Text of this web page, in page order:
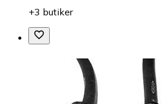
+3 butiker